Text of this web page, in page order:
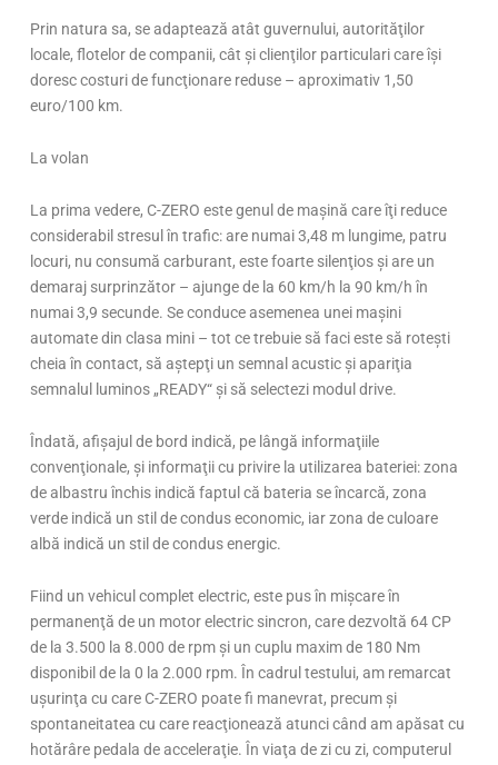
Prin natura sa, se adaptează atât guvernului, autorităţilor
locale, flotelor de companii, cât şi clienţilor particulari care îşi
doresc costuri de funcţionare reduse – aproximativ 1,50
euro/100 km.
La volan
La prima vedere, C-ZERO este genul de maşină care îţi reduce
considerabil stresul în trafic: are numai 3,48 m lungime, patru
locuri, nu consumă carburant, este foarte silenţios şi are un
demaraj surprinzător – ajunge de la 60 km/h la 90 km/h în
numai 3,9 secunde. Se conduce asemenea unei maşini
automate din clasa mini – tot ce trebuie să faci este să roteşti
cheia în contact, să aştepţi un semnal acustic şi apariţia
semnalul luminos „READY“ şi să selectezi modul drive.
Îndată, afişajul de bord indică, pe lângă informaţiile
convenţionale, şi informaţii cu privire la utilizarea bateriei: zona
de albastru închis indică faptul că bateria se încarcă, zona
verde indică un stil de condus economic, iar zona de culoare
albă indică un stil de condus energic.
Fiind un vehicul complet electric, este pus în mişcare în
permanenţă de un motor electric sincron, care dezvoltă 64 CP
de la 3.500 la 8.000 de rpm şi un cuplu maxim de 180 Nm
disponibil de la 0 la 2.000 rpm. În cadrul testului, am remarcat
uşurinţa cu care C-ZERO poate fi manevrat, precum şi
spontaneitatea cu care reacţionează atunci când am apăsat cu
hotărâre pedala de acceleraţie. În viaţa de zi cu zi, computerul